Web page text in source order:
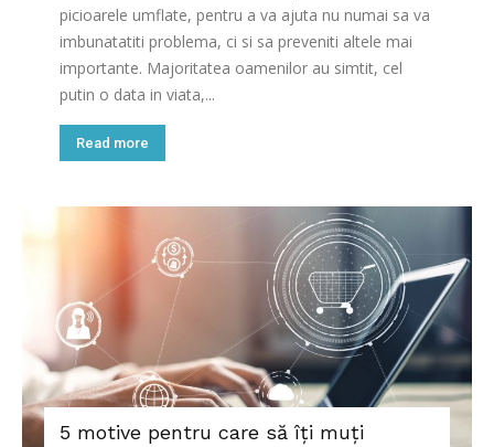
picioarele umflate, pentru a va ajuta nu numai sa va
imbunatatiti problema, ci si sa preveniti altele mai
importante. Majoritatea oamenilor au simtit, cel
putin o data in viata,...
Read more
5 motive pentru care să îți muți